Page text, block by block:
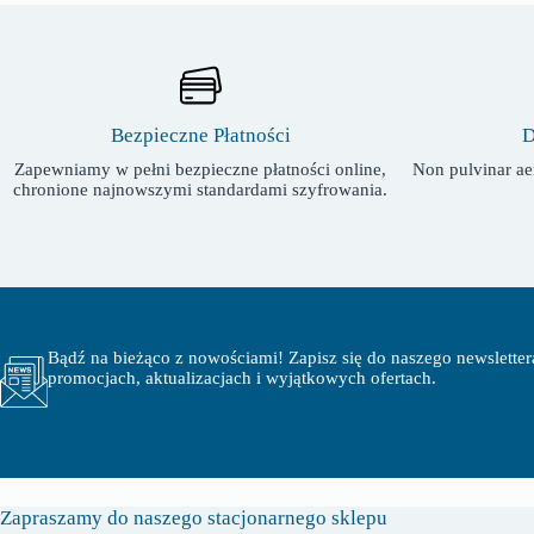
Bezpieczne Płatności
Zapewniamy w pełni bezpieczne płatności online,
chronione najnowszymi standardami szyfrowania.
Non pulvinar
Bądź na bieżąco z nowościami! Zapisz się do naszego
promocjach, aktualizacjach i wyjątkowych ofertach.
Zapraszamy do naszego stacjonarnego sklepu